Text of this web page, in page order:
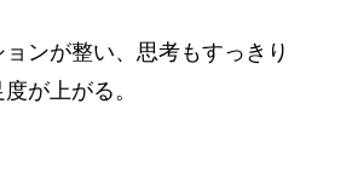
ンが整い、思考もすっきり
が上がる。